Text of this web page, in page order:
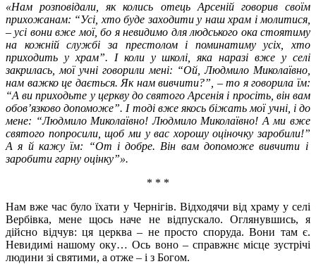
«Нам розповідали, як колись отець Арсеній говорив своїм
прихожанам: “Усі, хто буде заходити у наш храм і молитися,
– усі вони вже мої, бо я невидимо для людського ока стоятиму
на кожній службі за престолом і поминатиму усіх, хто
приходить у храм”. І коли у школі, яка наразі вже у селі
закрилась, мої учні говорили мені: “Ой, Людмило Миколаївно,
нам важко це дається. Як нам вивчити?” , – то я говорила їм:
“А ви приходьте у церкву до святого Арсенія і просіть, він вам
обов’язково допоможе”. І тоді вже якось біжать мої учні, і до
мене: “Людмило Миколаївно! Людмило Миколаївно! А ми вже
святого попросили, щоб ми у вас хорошу оціночку заробили!”
А я й кажу їм:
“От і добре. Він вам допоможе вивчити і
заробити гарну оцінку”».
* * *
Нам вже час було їхати у Чернігів. Відходячи від храму у селі
Вербівка, мене щось наче не відпускало. Оглянувшись, я
дійсно відчув: ця церква – не просто споруда. Вони там є.
Невидимі нашому оку… Ось воно – справжнє місце зустрічі
людини зі святими, а отже – і з Богом.